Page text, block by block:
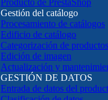
Producto de PrestaShop
Gestión del catálogo
Procesamiento de catálogos
Edificio de catálogo
Categorización de productos
Edición de imagen
Actualización y
GESTIÓN DE DATOS
Entrada de datos del